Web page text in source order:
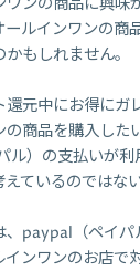
ールインワンの商
もしれません。
元中にお得にガ
商品を購入した
ル）の支払いが利
えているのではな
、paypal（ペイパ
インワンのお店で